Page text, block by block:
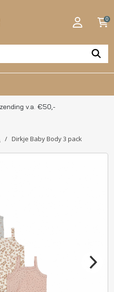
0
v.a. €50,-
/ Dirkje Baby Body 3 pack